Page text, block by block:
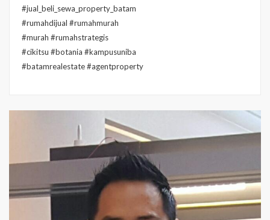
#jual_beli_sewa_property_batam
#rumahdijual #rumahmurah
#murah #rumahstrategis
#cikitsu #botania #kampusuniba
#batamrealestate #agentproperty